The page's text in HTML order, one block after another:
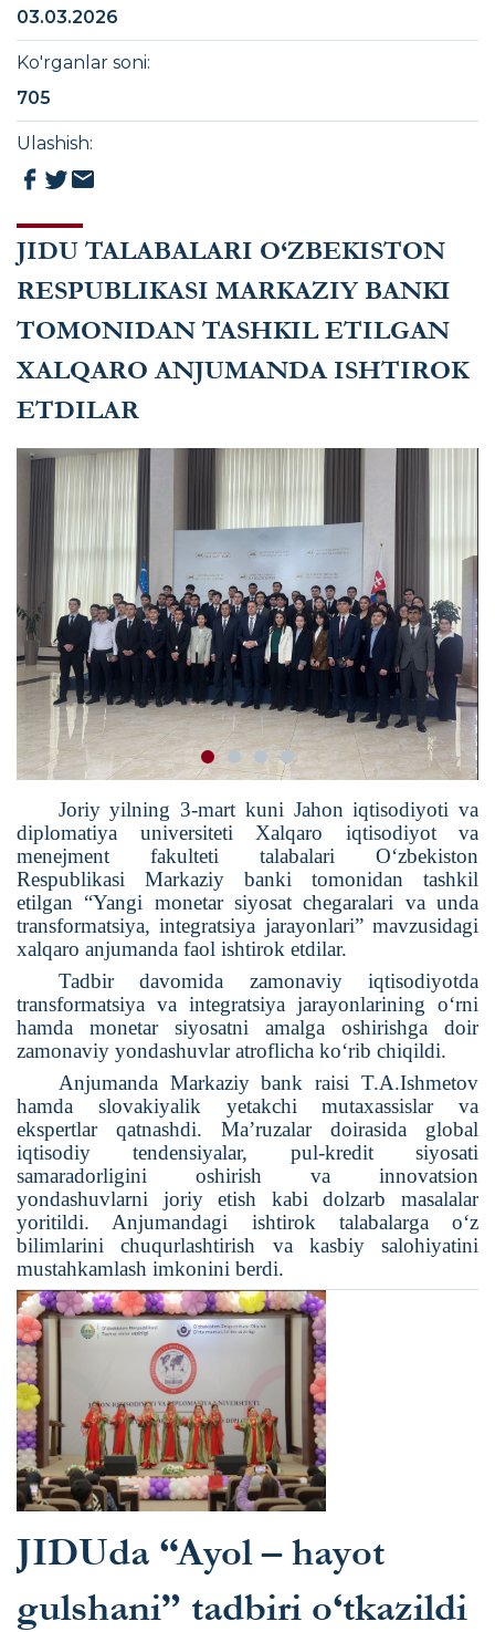
JIDU TALABALARI O‘ZBEKISTON
RESPUBLIKASI MARKAZIY BANKI
TOMONIDAN TASHKIL ETILGAN
XALQARO ANJUMANDA ISHTIROK
ETDILAR
Joriy yilning 3-mart kuni Jahon iqtisodiyoti va
diplomatiya universiteti Xalqaro iqtisodiyot va
menejment fakulteti talabalari O‘zbekiston
Respublikasi Markaziy banki tomonidan tashkil
etilgan “Yangi monetar siyosat chegaralari va unda
transformatsiya, integratsiya jarayonlari” mavzusidagi
xalqaro anjumanda faol ishtirok etdilar.
Tadbir davomida zamonaviy iqtisodiyotda
transformatsiya va integratsiya jarayonlarining o‘rni
hamda monetar siyosatni amalga oshirishga doir
zamonaviy yondashuvlar atroflicha ko‘rib chiqildi.
Anjumanda Markaziy bank raisi T.A.Ishmetov
hamda slovakiyalik yetakchi mutaxassislar va
ekspertlar qatnashdi. Ma’ruzalar doirasida global
iqtisodiy tendensiyalar, pul-kredit siyosati
samaradorligini oshirish va innovatsion
yondashuvlarni joriy etish kabi dolzarb masalalar
yoritildi. Anjumandagi ishtirok talabalarga o‘z
bilimlarini chuqurlashtirish va kasbiy salohiyatini
mustahkamlash imkonini berdi.
03.03.2026
Ko'rganlar soni:
705
Ulashish:
JIDUda “Ayol – hayot
gulshani” tadbiri o‘tkazildi